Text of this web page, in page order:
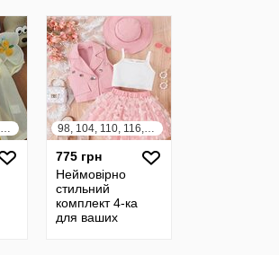
98, 104, 110, 116, 122, 128, 134, 140 98, 104, 110, 116, 122, 128
775 грн
Неймовірно
стильний
комплект 4-ка
для ваших